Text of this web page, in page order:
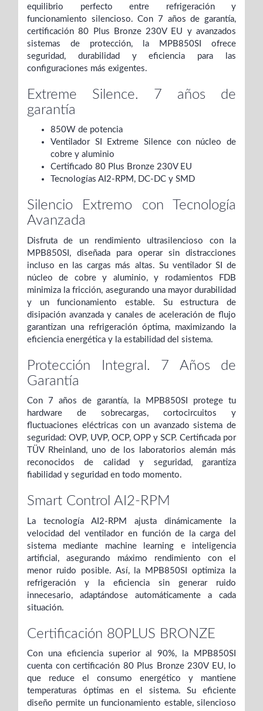
equilibrio perfecto entre refrigeración y
funcionamiento silencioso. Con 7 años de garantía,
certificación 80 Plus Bronze 230V EU y avanzados
sistemas de protección, la MPB850SI ofrece
seguridad, durabilidad y eficiencia para las
configuraciones más exigentes.
Extreme Silence. 7 años de
garantía
850W de potencia
Ventilador SI Extreme Silence con núcleo de
cobre y aluminio
Certificado 80 Plus Bronze 230V EU
Tecnologías AI2-RPM, DC-DC y SMD
Silencio Extremo con Tecnología
Avanzada
Disfruta de un rendimiento ultrasilencioso con la
MPB850SI, diseñada para operar sin distracciones
incluso en las cargas más altas. Su ventilador SI de
núcleo de cobre y aluminio, y rodamientos FDB
minimiza la fricción, asegurando una mayor durabilidad
y un funcionamiento estable. Su estructura de
disipación avanzada y canales de aceleración de flujo
garantizan una refrigeración óptima, maximizando la
eficiencia energética y la estabilidad del sistema.
Protección Integral. 7 Años de
Garantía
Con 7 años de garantía, la MPB850SI protege tu
hardware de sobrecargas, cortocircuitos y
fluctuaciones eléctricas con un avanzado sistema de
seguridad: OVP, UVP, OCP, OPP y SCP. Certificada por
TÜV Rheinland, uno de los laboratorios alemán más
reconocidos de calidad y seguridad, garantiza
fiabilidad y seguridad en todo momento.
Smart Control AI2-RPM
La tecnología AI2-RPM ajusta dinámicamente la
velocidad del ventilador en función de la carga del
sistema mediante machine learning e inteligencia
artificial, asegurando máximo rendimiento con el
menor ruido posible. Así, la MPB850SI optimiza la
refrigeración y la eficiencia sin generar ruido
innecesario, adaptándose automáticamente a cada
situación.
Certificación 80PLUS BRONZE
Con una eficiencia superior al 90%, la MPB850SI
cuenta con certificación 80 Plus Bronze 230V EU, lo
que reduce el consumo energético y mantiene
temperaturas óptimas en el sistema. Su eficiente
diseño permite un funcionamiento estable, silencioso